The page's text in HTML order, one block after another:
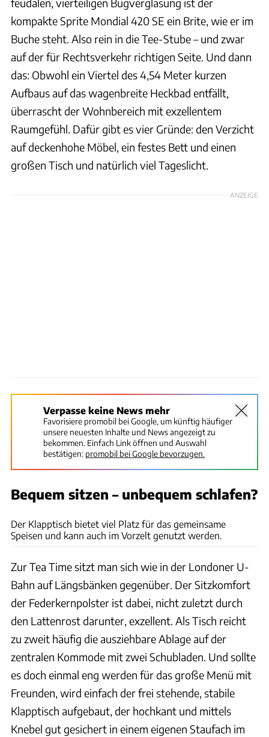
feudalen, vierteiligen Bugverglasung ist der
kompakte Sprite Mondial 420 SE ein Brite, wie er im
Buche steht. Also rein in die Tee-Stube – und zwar
auf der für Rechtsverkehr richtigen Seite. Und dann
das: Obwohl ein Viertel des 4,54 Meter kurzen
Aufbaus auf das wagenbreite Heckbad entfällt,
überrascht der Wohnbereich mit exzellentem
Raumgefühl. Dafür gibt es vier Gründe: den Verzicht
auf deckenhohe Möbel, ein festes Bett und einen
großen Tisch und natürlich viel Tageslicht.
ANZEIGE
Verpasse keine News mehr
Favorisiere promobil bei Google, um künftig häufiger
unsere neuesten Inhalte und News angezeigt zu
bekommen. Einfach Link öffnen und Auswahl
bestätigen: promobil bei Google bevorzugen.
Bequem sitzen – unbequem schlafen?
Ingolf Pompe
Der Klapptisch bietet viel Platz für das gemeinsame
Speisen und kann auch im Vorzelt genutzt werden.
Zur Tea Time sitzt man sich wie in der Londoner U-
Bahn auf Längsbänken gegenüber. Der Sitzkomfort
der Federkernpolster ist dabei, nicht zuletzt durch
den Lattenrost darunter, exzellent. Als Tisch reicht
zu zweit häufig die ausziehbare Ablage auf der
zentralen Kommode mit zwei Schubladen. Und sollte
es doch einmal eng werden für das große Menü mit
Freunden, wird einfach der frei stehende, stabile
Klapptisch aufgebaut, der hochkant und mittels
Knebel gut gesichert in einem eigenen Staufach im